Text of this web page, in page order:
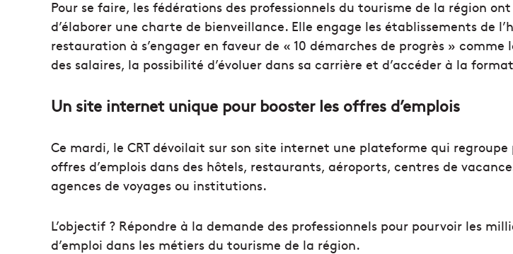
Pour se faire, les fédérations des professionnels du tourisme de la région
d’élaborer une charte de bienveillance. Elle engage les établissements de
restauration à s’engager en faveur de « 10 démarches de progrès » comme
des salaires, la possibilité d’évoluer dans sa carrière et d’accéder à la
Un site internet unique pour booster les offres d’emplois
Ce mardi, le CRT dévoilait sur son site internet une plateforme qui regroupe
offres d’emplois dans des hôtels, restaurants, aéroports, centres de
agences de voyages ou institutions.
L’objectif ? Répondre à la demande des professionnels pour pourvoir les
d’emploi dans les métiers du tourisme de la région.